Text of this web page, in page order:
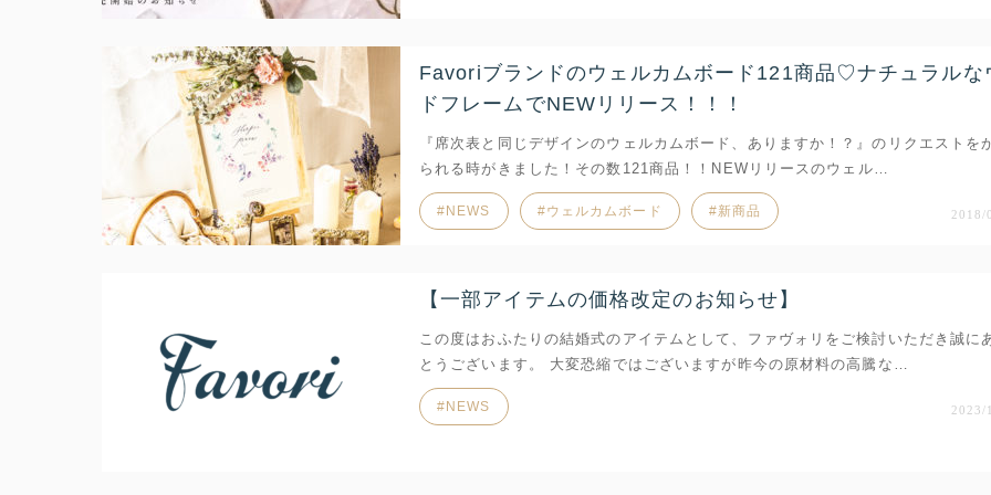
Favoriブランドのウェルカムボード121商品♡ナチュラルな
ドフレームでNEWリリース！！！
『席次表と同じデザインのウェルカムボード、ありますか！？』のリクエストを
られる時がきました！その数121商品！！NEWリリースのウェル…
NEWS ウェルカムボード 新商品 2018/
【一部アイテムの価格改定のお知らせ】
この度はおふたりの結婚式のアイテムとして、ファヴォリをご検討いただき誠に
とうございます。 大変恐縮ではございますが昨今の原材料の高騰な…
NEWS 2023/